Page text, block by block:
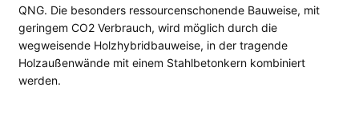
QNG. Die besonders ressourcenschonende Bauweise, mit
geringem CO2 Verbrauch, wird möglich durch die
wegweisende Holzhybridbauweise, in der tragende
Holzaußenwände mit einem Stahlbetonkern kombiniert
werden.